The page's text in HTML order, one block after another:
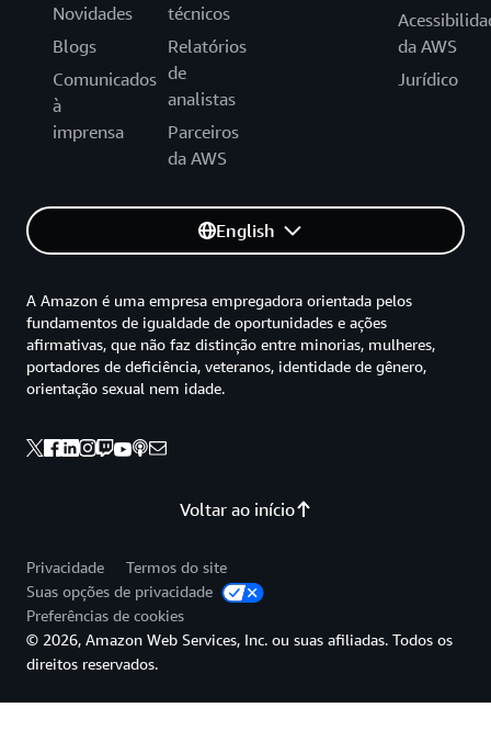
Novidades
Blogs
Comunicados
à
imprensa
técnicos
Relatórios
de
analistas
Parceiros
da AWS
da AWS
Jurídico
English
Voltar ao início
A Amazon é uma empresa empregadora orientada pelos
fundamentos de igualdade de oportunidades e ações
afirmativas, que não faz distinção entre minorias, mulheres,
portadores de deficiência, veteranos, identidade de gênero,
orientação sexual nem idade.
Privacidade
Termos do site
Suas opções de privacidade
Preferências de cookies
© 2026, Amazon Web Services, Inc. ou suas afiliadas. Todos os
direitos reservados.